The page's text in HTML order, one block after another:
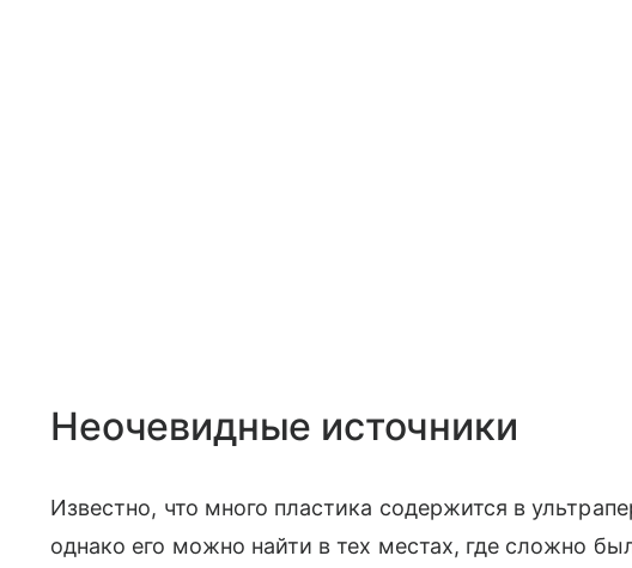
Неочевидные источники
Известно, что много пластика содержится в
однако его можно найти в тех местах, где сложно